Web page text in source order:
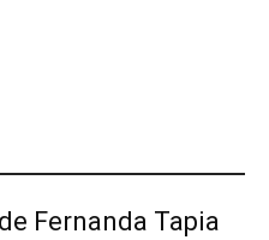
Fernanda Tapia